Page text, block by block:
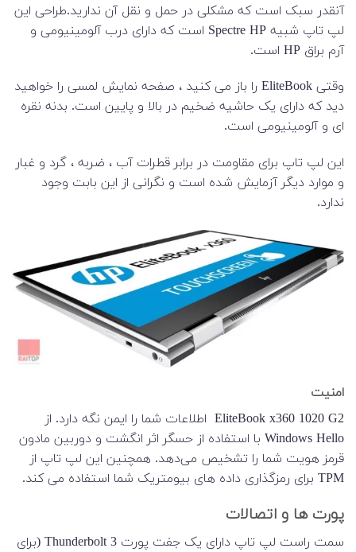
آنقدر سبک است که مشکلی در حمل و نقل آن ندارید.طراحی این
لپ تاپ شبیه Spectre HP است که دارای درب آلومینیومی و
آرم براق HP است.
وقتی EliteBook را باز می کنید ، صفحه نمایش لمسی را خواهید
دید که دارای یک حاشیه ضخیم در بالا و پایین است. بدنه نقره
ای و آلومینیومی است.
این لپ تاپ برای مقاومت در برابر قطرات آب ، ضربه ، گرد و غبار
و موارد دیگر آزمایش شده است و نگرانی از این بابت وجود
ندارد.
امنیت
EliteBook x360 1020 G2 اطلاعات شما را ایمن نگه دارد. از
Windows Hello با استفاده از حسگر اثر انگشت و دوربین مادون
قرمز هویت شما را تشخیص می‌دهد. همچنین این لپ تاپ از
TPM برای رمزگذاری داده های بیومتریک شما استفاده می کند.
پورت ها و اتصالات
سمت راست لپ تاپ دارای یک جفت پورت Thunderbolt 3 (برای